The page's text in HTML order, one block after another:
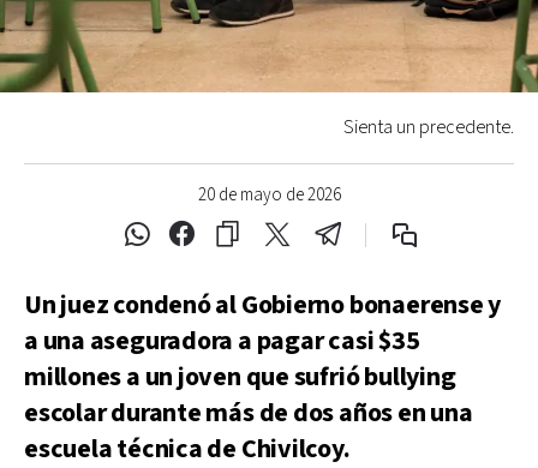
20 de mayo de 2026
Sienta un precedente.
Un juez condenó al Gobierno bonaerense y
a una aseguradora a pagar casi $35
millones a un joven que sufrió bullying
escolar durante más de dos años en una
escuela técnica de Chivilcoy.